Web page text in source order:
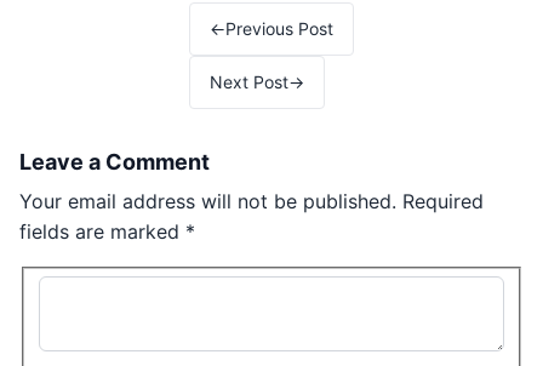
←Previous Post
Next Post→
Leave a Comment
Your email address will not be published. Required
fields are marked *
Type here..